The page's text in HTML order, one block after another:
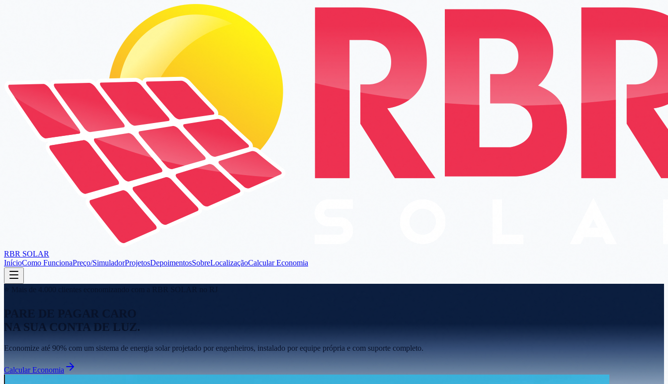
RBR SOLAR
InícioComo FuncionaPreço/SimuladorProjetosDepoimentosSobreLocalizaçãoCalcular Economia
⭐ Mais de 4.000 clientes economizando com a RBR SOLAR no RJ
PARE DE PAGAR CARO
NA SUA CONTA DE LUZ.
Economize até 90% com um sistema de energia solar projetado por engenheiros, instalado por equipe própria e com suporte completo.
Calcular Economia